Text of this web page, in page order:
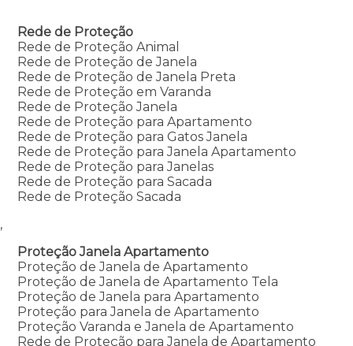
Rede de Proteção
Rede de Proteção Animal
Rede de Proteção de Janela
Rede de Proteção de Janela Preta
Rede de Proteção em Varanda
Rede de Proteção Janela
Rede de Proteção para Apartamento
Rede de Proteção para Gatos Janela
Rede de Proteção para Janela Apartamento
Rede de Proteção para Janelas
Rede de Proteção para Sacada
Rede de Proteção Sacada
,
Proteção Janela Apartamento
Proteção de Janela de Apartamento
Proteção de Janela de Apartamento Tela
Proteção de Janela para Apartamento
Proteção para Janela de Apartamento
Proteção Varanda e Janela de Apartamento
Rede de Proteção para Janela de Apartamento